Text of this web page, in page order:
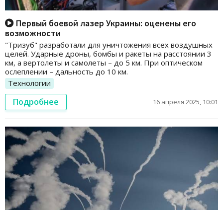
Первый боевой лазер Украины: оценены его
возможности
"Тризуб" разработали для уничтожения всех воздушных
целей. Ударные дроны, бомбы и ракеты на расстоянии 3
км, а вертолеты и самолеты – до 5 км. При оптическом
ослеплении – дальность до 10 км.
Технологии
Подробнее 16 апреля 2025, 10:01